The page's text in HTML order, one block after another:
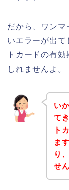
だから、ワンマ
いエラーが出て
トカードの有
しれませんよ。
い
て
ト
ま
り
せん